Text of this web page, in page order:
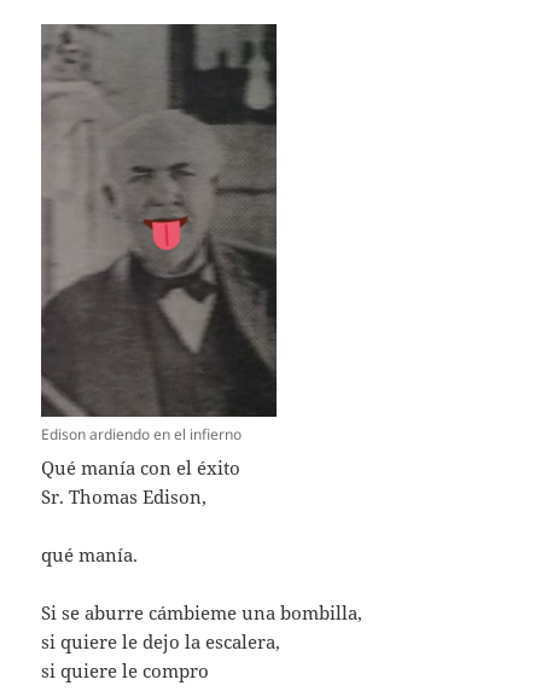
Edison ardiendo en el infierno
Qué manía con el éxito
Sr. Thomas Edison,
qué manía.
Si se aburre cámbieme una bombilla,
si quiere le dejo la escalera,
si quiere le compro